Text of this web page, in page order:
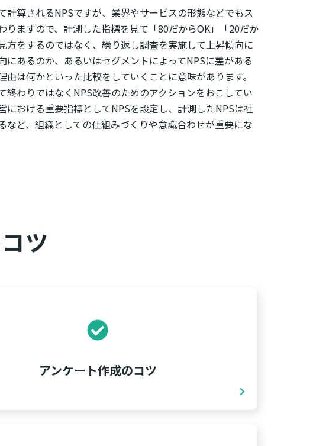
計算されるNPSですが、業界やサービスの形態などでもス
りますので、計測した指標を見て「80だからOK」「20だか
方をするのではなく、繰り返し調査を実施して上昇傾向に
にあるのか、あるいはセグメントによってNPSに差がある
由は何かといった比較をしていくことに意味があります。
終わりではなくNPS改善のためのアクションをおこしてい
における重要指標としてNPSを設定し、計測したNPSは社
など、組織としての仕組みづくりや意識合わせが重要にな
ツ
アンケート作成のコツ